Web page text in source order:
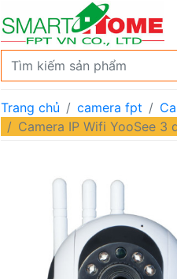
Trang chủ camera fpt
Camera IP Wifi YooSee 3